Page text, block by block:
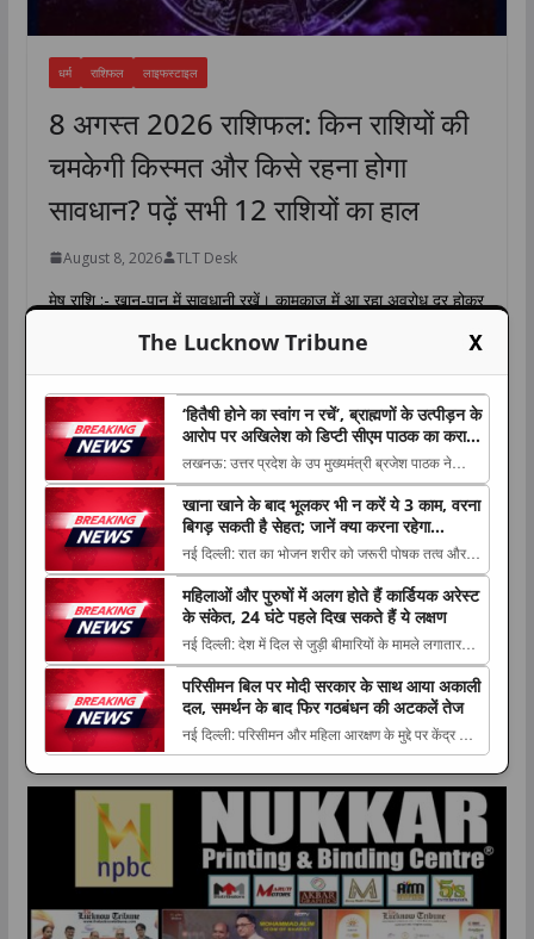
धर्म राशिफल लाइफस्टाइल
8 अगस्त 2026 राशिफल: किन राशियों की
चमकेगी किस्मत और किसे रहना होगा
सावधान? पढ़ें सभी 12 राशियों का हाल
August 8, 2026 TLT Desk
मेष राशि :- खान-पान में सावधानी रखें। कामकाज में आ रहा अवरोध दूर होकर
प्रगति का रास्ता मिल जाएगा। मान-सम्मान
W
h
a
t
s
A
p
p
F
a
c
e
b
o
o
k
T
w
i
t
t
e
r
L
i
n
k
e
d
I
n
C
o
p
y
L
i
n
k
S
h
a
r
e
7 अगस्त 2026 राशिफल: किन राशियों की
चमकेगी किस्मत और किसे रहना होगा सावधान?
पढ़ें सभी 12 राशियों का हाल
August 7, 2026
6 अगस्त 2026 राशिफल: किन राशियों की
चमकेगी किस्मत और किसे रहना होगा सावधान?
पढ़ें सभी 12 राशियों का हाल
August 6, 2026
The Lucknow Tribune X
‘हितैषी होने का स्वांग न रचें’, ब्राह्मणों के उत्पीड़न के
आरोप पर अखिलेश को डिप्टी सीएम पाठक का करारा
जवाब
लखनऊ: उत्तर प्रदेश के उप मुख्यमंत्री ब्रजेश पाठक ने
समाजवादी पार्टी प्रमुख अखिलेश यादव के भाजपा पर ब्राह्मणों
के उत्पीड़न The post ‘हितैषी होने का स्वांग न रचें’, ब्राह्मणों
के उत्पीड़न के आरोप पर अखिलेश को डिप्टी सीएम पाठक का
करारा जवाब ...
खाना खाने के बाद भूलकर भी न करें ये 3 काम, वरना
बिगड़ सकती है सेहत; जानें क्या करना रहेगा
फायदेमंद
नई दिल्ली: रात का भोजन शरीर को जरूरी पोषक तत्व और
ऊर्जा देने में अहम भूमिका निभाता है, लेकिन खाना The post
खाना खाने के बाद भूलकर भी न करें ये 3 काम, वरना बिगड़
सकती है सेहत; जानें क्या करना रहेगा फायदेमंद appeared
first on The Lucknow Tribune. ...
महिलाओं और पुरुषों में अलग होते हैं कार्डियक अरेस्ट
के संकेत, 24 घंटे पहले दिख सकते हैं ये लक्षण
नई दिल्ली: देश में दिल से जुड़ी बीमारियों के मामले लगातार
सामने आ रहे हैं। कार्डियक अरेस्ट और हार्ट अटैक The
post महिलाओं और पुरुषों में अलग होते हैं कार्डियक अरेस्ट
के संकेत, 24 घंटे पहले दिख सकते हैं ये लक्षण appeared
first on The Lucknow Tribune. ...
परिसीमन बिल पर मोदी सरकार के साथ आया अकाली
दल, समर्थन के बाद फिर गठबंधन की अटकलें तेज
नई दिल्ली: परिसीमन और महिला आरक्षण के मुद्दे पर केंद्र की
मोदी सरकार को शिरोमणि अकाली दल का समर्थन मिल The
post परिसीमन बिल पर मोदी सरकार के साथ आया अकाली
दल, समर्थन के बाद फिर गठबंधन की अटकलें तेज
appeared first on The Lucknow Tribune. ...